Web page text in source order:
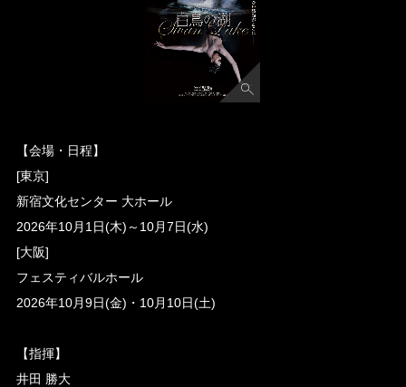
【会場・日程】
[東京]
新宿文化センター 大ホール
2026年10月1日(木)～10月7日(水)
[大阪]
フェスティバルホール
2026年10月9日(金)・10月10日(土)
【指揮】
井田 勝大